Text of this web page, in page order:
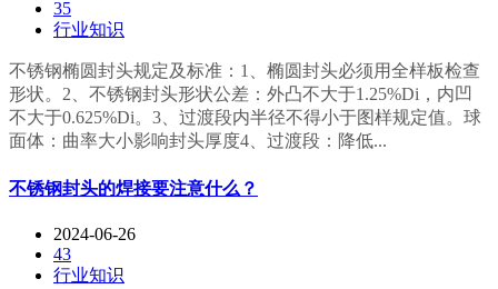
35
行业知识
不锈钢椭圆封头规定及标准：1、椭圆封头必须用全样板检查
形状。2、不锈钢封头形状公差：外凸不大于1.25%Di，内凹
不大于0.625%Di。3、过渡段内半径不得小于图样规定值。球
面体：曲率大小影响封头厚度4、过渡段：降低...
不锈钢封头的焊接要注意什么？
2024-06-26
43
行业知识